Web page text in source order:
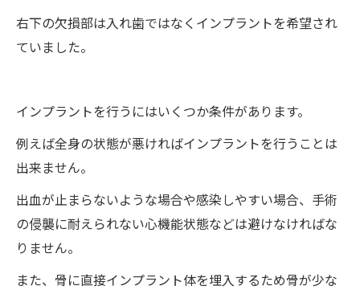
右下の欠損部は入れ歯ではなくインプラントを希望され
ていました。
インプラントを行うにはいくつか条件があります。
例えば全身の状態が悪ければインプラントを行うことは
出来ません。
出血が止まらないような場合や感染しやすい場合、手術
の侵襲に耐えられない心機能状態などは避けなければな
りません。
また、骨に直接インプラント体を埋入するため骨が少な